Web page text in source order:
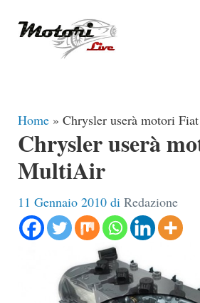
Home » Chrysler userà motori
Chrysler userà
MultiAir
11 Gennaio 2010 di Redazione